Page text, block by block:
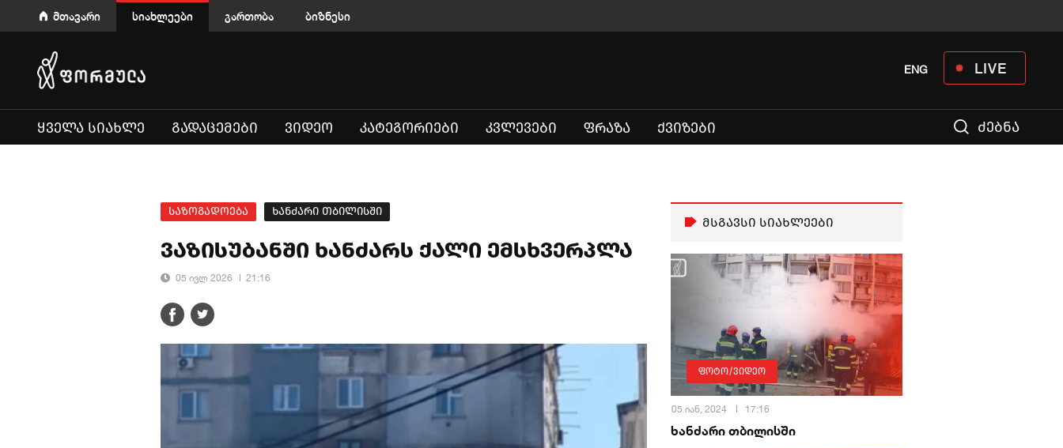
მთავარი სიახლეები გართობა ბიზნესი
LIVE
ENG
ᲧᲕᲔᲚᲐ ᲡᲘᲐᲮᲚᲔ ᲒᲐᲓᲐᲪᲔᲛᲔᲑᲘ ᲕᲘᲓᲔᲝ ᲙᲐᲢᲔᲒᲝᲠᲘᲔᲑᲘ ᲙᲕᲚᲔᲕᲔᲑᲘ ᲤᲠᲐᲖᲐ ᲥᲕᲘᲖᲔᲑᲘ ძებნა
საზოგადოება ხანძარი თბილისში
ვაზისუბანში ხანძარს ქალი ემსხვერპლა
05 ივლ 2026 21:16
მსგავსი სიახლეები
ფოტო/ვიდეო
05 იან, 2024 17:16
ხანძარი თბილისში